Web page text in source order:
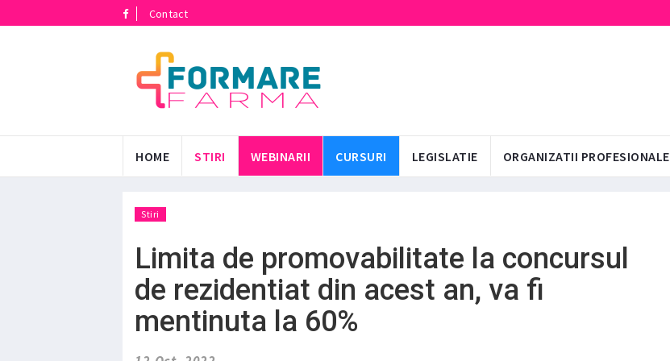
Contact
HOME STIRI WEBINARII CURSURI LEGISLATIE ORGANIZATII PROFESIONALE
Stiri
Limita de promovabilitate la concursul
de rezidentiat din acest an, va fi
mentinuta la 60%